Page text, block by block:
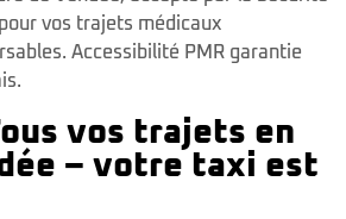
vos trajets médicaux
Accessibilité PMR garantie
vos trajets en
– votre taxi est